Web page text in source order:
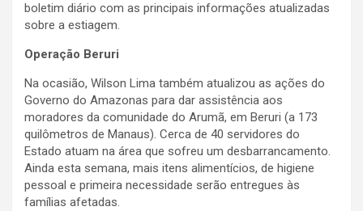
boletim diário com as principais informações atualizadas
sobre a estiagem.
Operação Beruri
Na ocasião, Wilson Lima também atualizou as ações do
Governo do Amazonas para dar assistência aos
moradores da comunidade do Arumã, em Beruri (a 173
quilômetros de Manaus). Cerca de 40 servidores do
Estado atuam na área que sofreu um desbarrancamento.
Ainda esta semana, mais itens alimentícios, de higiene
pessoal e primeira necessidade serão entregues às
famílias afetadas.